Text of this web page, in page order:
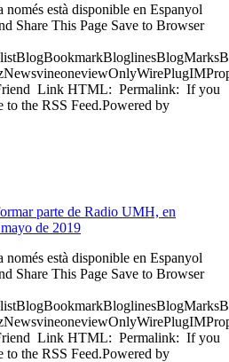
només està disponible en Espanyol
Share This Page Save to Browser
Link HTML: Permalink: If you
to the RSS Feed.Powered by
parte de Radio UMH, en
de 2019
només està disponible en Espanyol
Share This Page Save to Browser
Link HTML: Permalink: If you
to the RSS Feed.Powered by